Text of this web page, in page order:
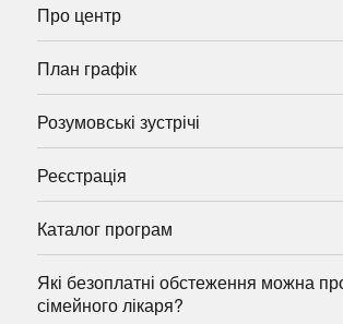
Про центр
План графік
Розумовські зустрічі
Реєстрація
Каталог програм
Які безоплатні обстеження можна
сімейного лікаря?